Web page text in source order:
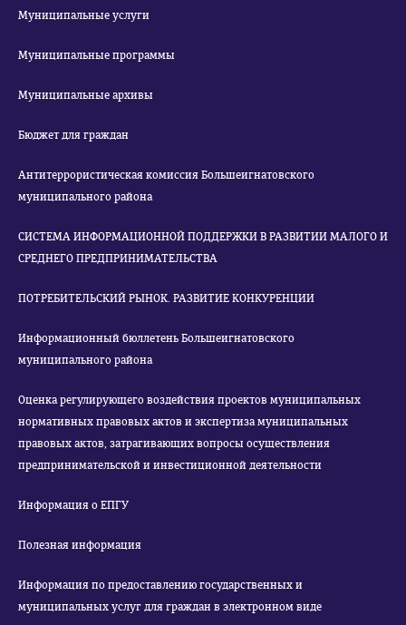
Муниципальные услуги
Муниципальные программы
Муниципальные архивы
Бюджет для граждан
Антитеррористическая комиссия Большеигнатовского
муниципального района
СИСТЕМА ИНФОРМАЦИОННОЙ ПОДДЕРЖКИ В РАЗВИТИИ МАЛОГО И
СРЕДНЕГО ПРЕДПРИНИМАТЕЛЬСТВА
ПОТРЕБИТЕЛЬСКИЙ РЫНОК. РАЗВИТИЕ КОНКУРЕНЦИИ
Информационный бюллетень Большеигнатовского
муниципального района
Оценка регулирующего воздействия проектов муниципальных
нормативных правовых актов и экспертиза муниципальных
правовых актов, затрагивающих вопросы осуществления
предпринимательской и инвестиционной деятельности
Информация о ЕПГУ
Полезная информация
Информация по предоставлению государственных и
муниципальных услуг для граждан в электронном виде